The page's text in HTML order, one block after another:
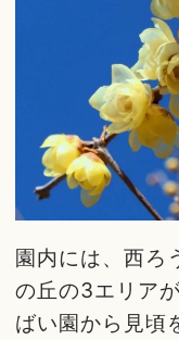
園内には、西ろ
の丘の3エリア
ばい園から見頃